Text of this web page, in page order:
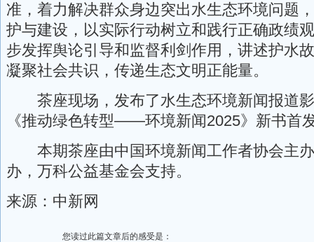
准，着力解决群众身边突出水生态环境问题
护与建设，以实际行动树立和践行正确政绩
步发挥舆论引导和监督利剑作用，讲述护水
凝聚社会共识，传递生态文明正能量。
茶座现场，发布了水生态环境新闻报道影
《推动绿色转型——环境新闻2025》新书首
本期茶座由中国环境新闻工作者协会主办
办，万科公益基金会支持。
来源：中新网
您读过此篇文章后的感受是：